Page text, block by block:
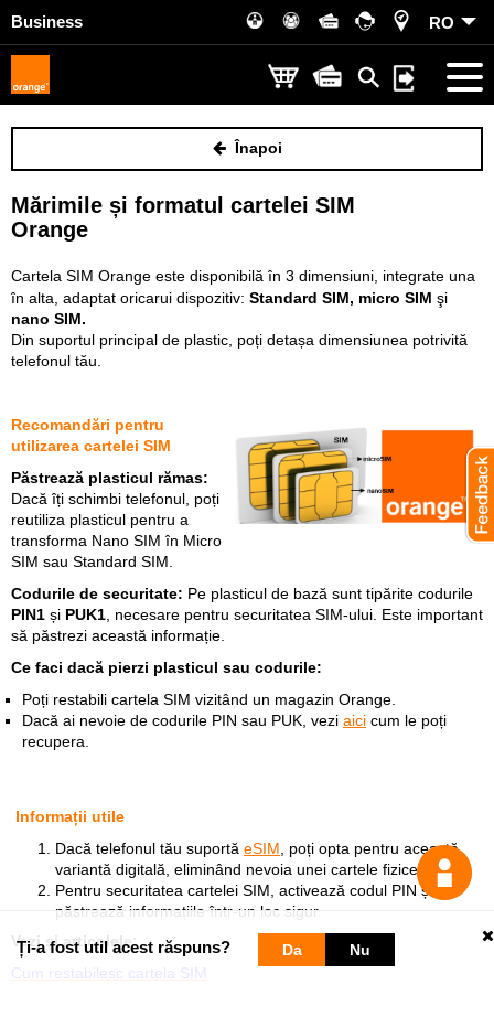
Business RO
Înapoi
Mărimile și formatul cartelei SIM
Orange
Cartela SIM Orange este disponibilă în 3 dimensiuni, integrate una
în alta, adaptat oricarui dispozitiv: Standard SIM, micro SIM şi
nano SIM.
Din suportul principal de plastic, poți detașa dimensiunea potrivită
telefonul tău.
Recomandări pentru
utilizarea cartelei SIM
Păstrează plasticul rămas:
Dacă îți schimbi telefonul, poți
reutiliza plasticul pentru a
transforma Nano SIM în Micro
SIM sau Standard SIM.
Codurile de securitate: Pe plasticul de bază sunt tipărite codurile
PIN1 și PUK1 , necesare pentru securitatea SIM-ului. Este important
să păstrezi această informație.
Ce faci dacă pierzi plasticul sau codurile:
Poți restabili cartela SIM vizitând un magazin Orange.
Dacă ai nevoie de codurile PIN sau PUK, vezi aici cum le poți
recupera.
Informații utile
Dacă telefonul tău suportă eSIM , poți opta pentru această
variantă digitală, eliminând nevoia unei cartele fizice.
Pentru securitatea cartelei SIM, activează codul PIN și
păstrează informațiile într-un loc sigur.
Vezişi articolele:
Cum restabilesc cartela SIM
Ți-a fost util acest răspuns? Da Nu